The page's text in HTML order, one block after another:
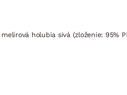
holubia sivá (zloženie: 95%